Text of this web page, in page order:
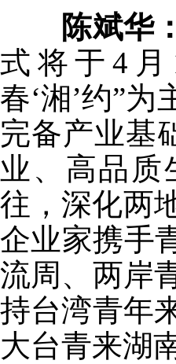
陈斌华：
式将于4
春‘湘’约”
完备产业基
业、高品质
往，深化两
企业家携手
流周、两岸
持台湾青年
大台青来湖